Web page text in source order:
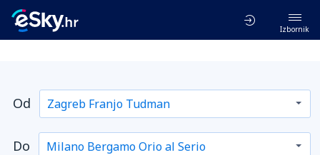
Izbornik
Od
Do